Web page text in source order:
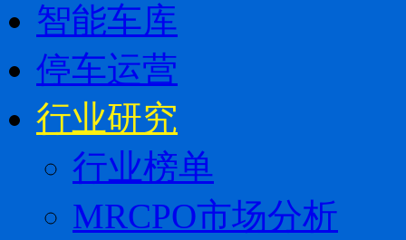
智能车库
停车运营
行业研究
行业榜单
MRCPO市场分析